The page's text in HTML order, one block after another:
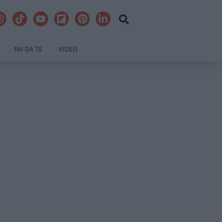
FAI DA TE VIDEO